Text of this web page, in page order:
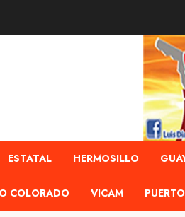
ESTATAL HERMOSILLO
COLORADO VICAM